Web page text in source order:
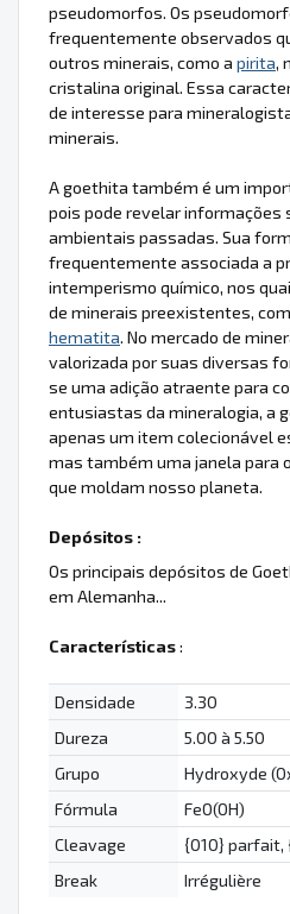
pseudomorfos. Os
frequentemente observados
outros minerais, como a pirita,
cristalina original. Essa
de interesse para
minerais.
A goethita também é um
pois pode revelar informações
ambientais passadas. Sua
frequentemente associada a
intemperismo químico, nos
de minerais preexistentes,
hematita. No mercado de
valorizada por suas diversas
se uma adição atraente para
entusiastas da mineralogia, a
apenas um item colecionável
mas também uma janela para
que moldam nosso planeta.
Depósitos :
Os principais depósitos de
em Alemanha...
Características:
Densidade
3.30
Dureza
5.00 à 5.50
Grupo
Hydroxyde
Fórmula
FeO(OH)
Cleavage
{010} parfait,
Break
Irrégulière